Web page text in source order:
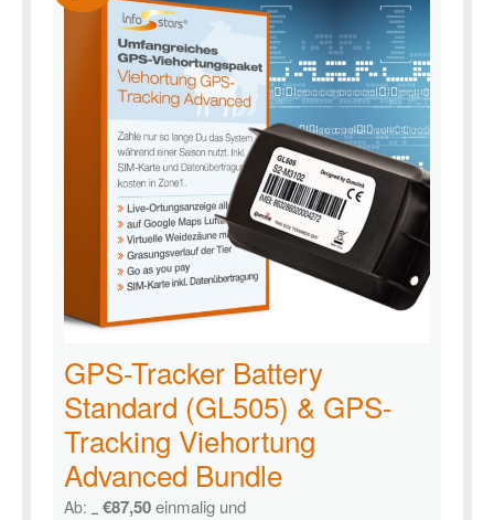
GPS-Tracker Battery
Standard (GL505) & GPS-
Tracking Viehortung
Advanced Bundle
Ab: €87,50einmalig und